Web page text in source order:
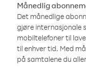
Månedlig
Det månedlige
gjøre internasjonale
mobiltelefoner til
til enhver tid. Med
på samtalene du